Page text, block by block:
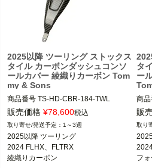
2025以降 ツーリング ストックス
タイル カーボンダッシュコンソ
ールカバー 綾織りカーボン Tom
my & Sons
商品番号 TS-HD-CBR-184-TWL
5MS：709917
2025以降 ツーリング
2024 FLHX、FLTRX
2023以降 FLHXSE、FLTRXSE、FLTR
XSTSE
販売価格 ¥78,600税込
1～3週
2025以降 ツーリング
2024 FLHX、FLTRX
綾織りカーボン
タ
ー
商
販
フ